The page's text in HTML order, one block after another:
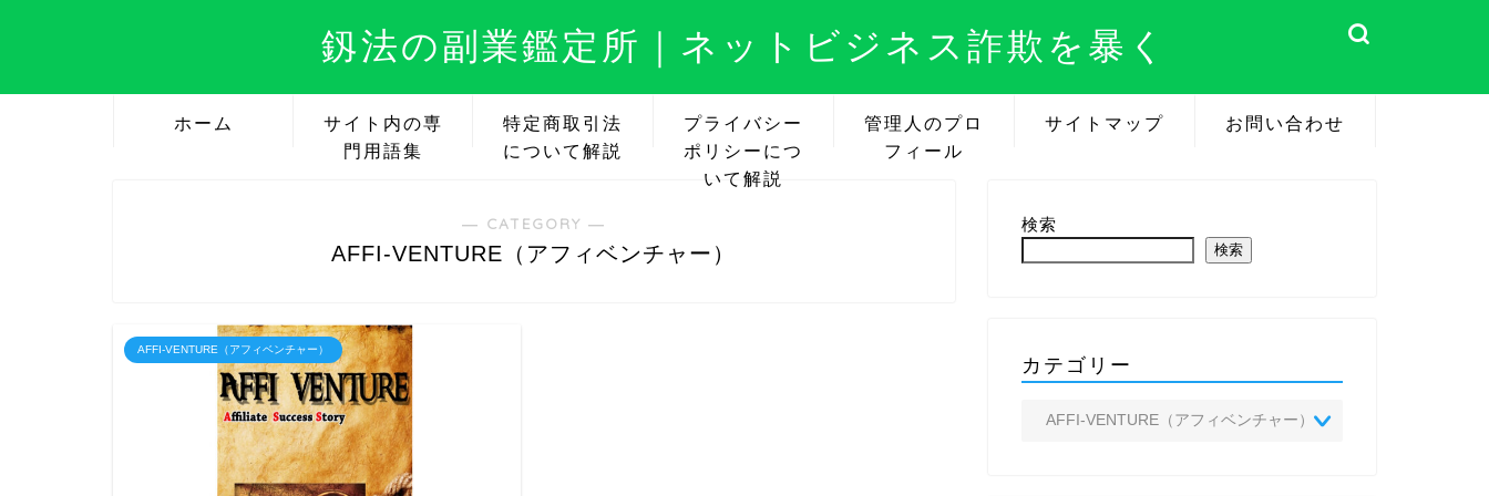
釼法の副業鑑定所｜ネットビジネス詐欺を暴く
ホーム
サイト内の専
門用語集
特定商取引法
について解説
プライバシー
ポリシーにつ
いて解説
管理人のプロ
フィール
サイトマップ お問い合わせ
― CATEGORY ―
AFFI-VENTURE（アフィベンチャー）
AFFI-VENTURE（アフィベンチャー）
検索
検索
カテゴリー